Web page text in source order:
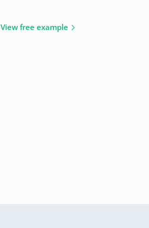
View free example